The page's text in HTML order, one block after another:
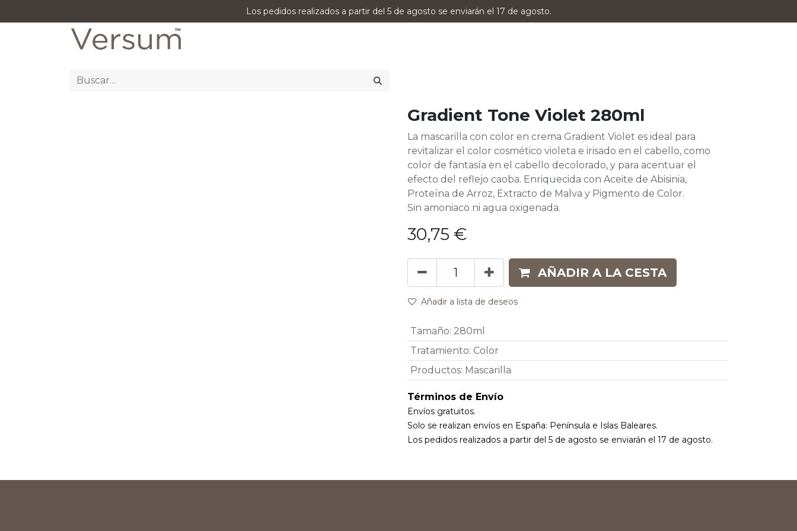
Los pedidos realizados a partir del 5 de agosto se enviarán el 17 de agosto.
Gradient Tone Violet 280ml
La mascarilla con color en crema Gradient Violet es ideal para
revitalizar el color cosmético violeta e irisado en el cabello, como
color de fantasía en el cabello decolorado, y para acentuar el
efecto del reflejo caoba. Enriquecida con Aceite de Abisinia,
Proteína de Arroz, Extracto de Malva y Pigmento de Color.
Sin amoniaco ni agua oxigenada.
30,75 €
AÑADIR A LA CESTA
Añadir a lista de deseos
Tamaño: 280ml
Tratamiento: Color
Productos: Mascarilla
Términos de Envío
Envíos gratuitos.
Solo se realizan envíos en España: Península e Islas Baleares.
Los pedidos realizados a partir del 5 de agosto se enviarán el 17 de agosto.